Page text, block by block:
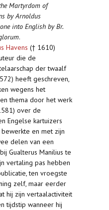
Martyrdom of
by Arnoldus
into English by Br.
.
Havens († 1610)
die de
der twaalf
heeft geschreven,
wegens het
thema door het werk
over de
Engelse kartuizers
en met zijn
delen van een
Gualterus Manilius te
vertaling pas hebben
ten vroegste
zelf, maar eerder
hij zijn vertaalactiviteit
tijdstip wanneer hij